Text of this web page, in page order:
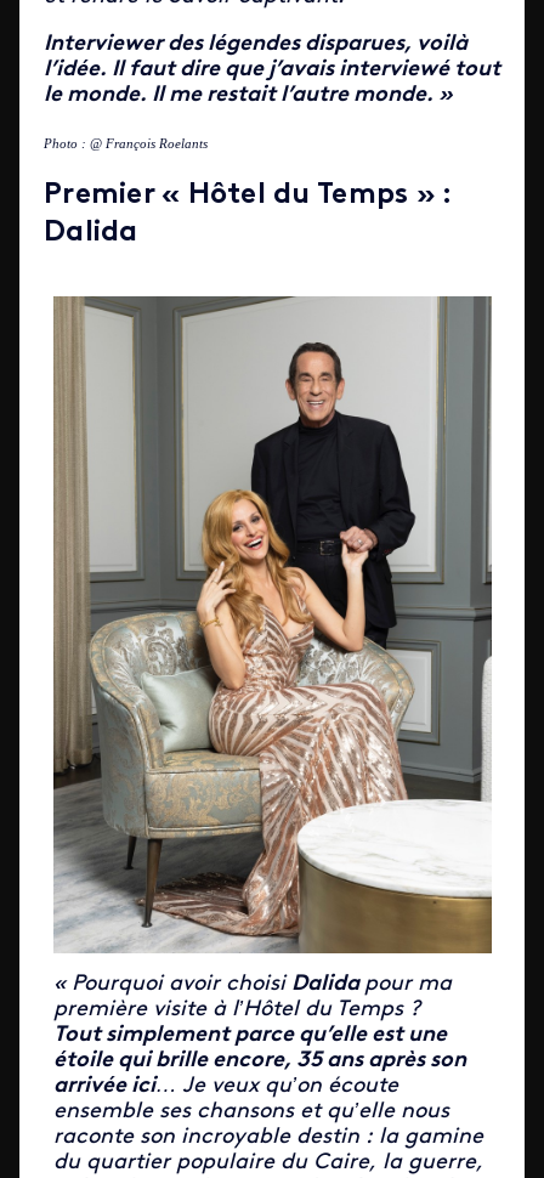
Interviewer des légendes disparues, voilà
l’idée. Il faut dire que j’avais interviewé tout
le monde. Il me restait l’autre monde. »
Photo : @ François Roelants
Premier « Hôtel du Temps » :
Dalida
« Pourquoi avoir choisi Dalida pour ma
première visite à l’Hôtel du Temps ?
Tout simplement parce qu’elle est une
étoile qui brille encore, 35 ans après son
arrivée ici… Je veux qu’on écoute
ensemble ses chansons et qu’elle nous
raconte son incroyable destin : la gamine
du quartier populaire du Caire, la guerre,